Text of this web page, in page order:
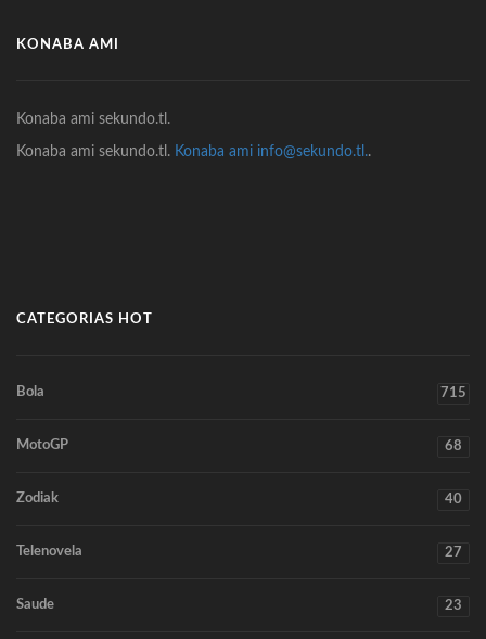
KONABA AMI
Konaba ami sekundo.tl.
Konaba ami sekundo.tl. Konaba ami info@sekundo.tl..
CATEGORIAS HOT
Bola 715
MotoGP 68
Zodiak 40
Telenovela 27
Saude 23